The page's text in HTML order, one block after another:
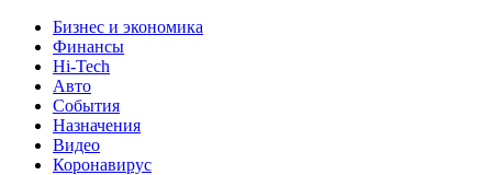
Бизнес и экономика
Финансы
Hi-Tech
Авто
События
Назначения
Видео
Коронавирус